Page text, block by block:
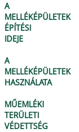
A
MELLÉKÉPÜLETEK
ÉPÍTÉSI
IDEJE
A
MELLÉKÉPÜLETEK
HASZNÁLATA
MŰEMLÉKI
TERÜLETI
VÉDETTSÉG